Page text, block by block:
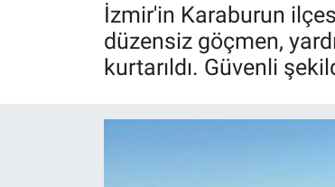
İzmir'in Karaburun
düzensiz göçmen,
kurtarıldı. Güvenli
Son Dakika Haberleri
Haber Arşivi